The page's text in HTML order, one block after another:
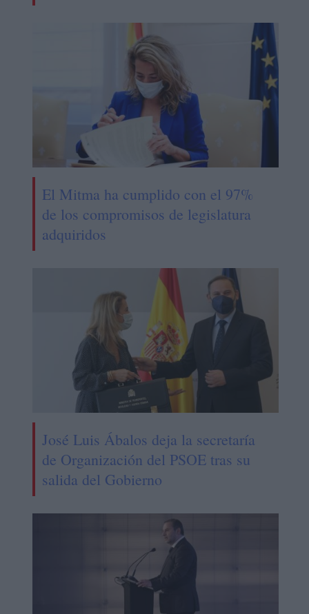
El Mitma ha cumplido con el 97%
de los compromisos de legislatura
adquiridos
José Luis Ábalos deja la secretaría
de Organización del PSOE tras su
salida del Gobierno